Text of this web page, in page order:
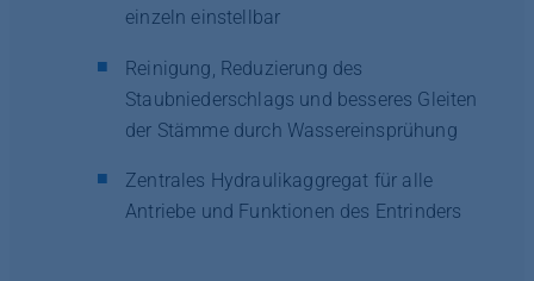
einzeln einstellbar
Reinigung, Reduzierung des
Staubniederschlags und besseres Gleiten
der Stämme durch Wassereinsprühung
Zentrales Hydraulikaggregat für alle
Antriebe und Funktionen des Entrinders